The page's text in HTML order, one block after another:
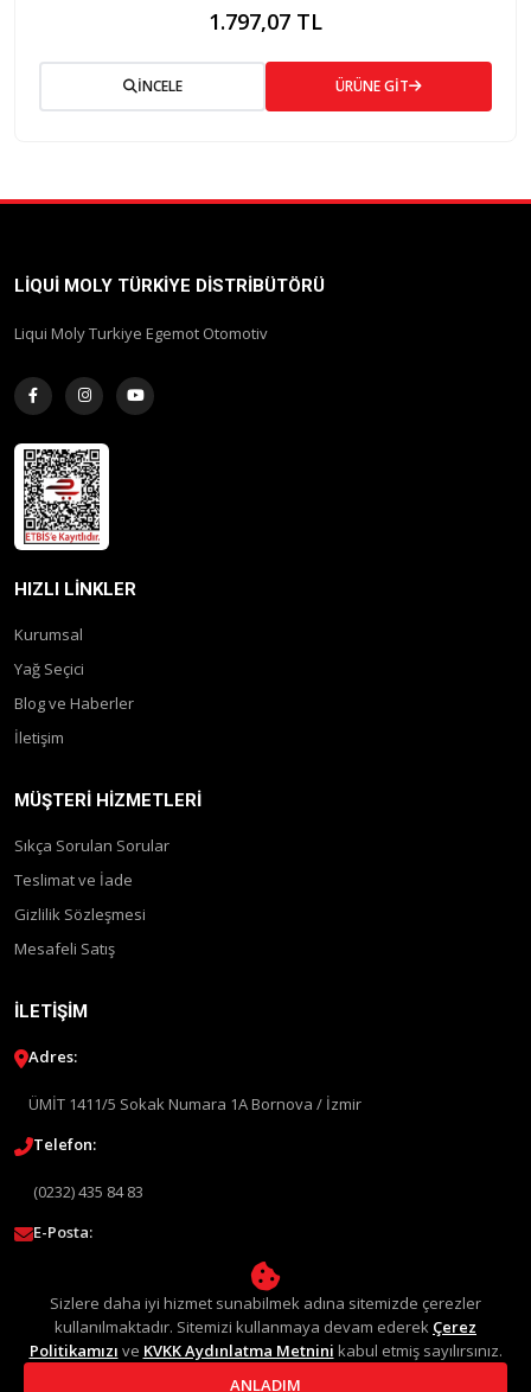
1.797,07 TL
İNCELE ÜRÜNE GİT
LIQUI MOLY TÜRKIYE DISTRIBÜTÖRÜ
Liqui Moly Turkiye Egemot Otomotiv
HIZLI LINKLER
Kurumsal
Yağ Seçici
Blog ve Haberler
İletişim
MÜŞTERI HIZMETLERI
Sıkça Sorulan Sorular
Teslimat ve İade
Gizlilik Sözleşmesi
Mesafeli Satış
İLETIŞIM
Adres:
ÜMİT 1411/5 Sokak Numara 1A Bornova / İzmir
Telefon:
(0232) 435 84 83
E-Posta:
Sizlere daha iyi hizmet sunabilmek adına sitemizde çerezler
kullanılmaktadır. Sitemizi kullanmaya devam ederek Çerez
Politikamızı ve KVKK Aydınlatma Metnini kabul etmiş sayılırsınız.
ANLADIM